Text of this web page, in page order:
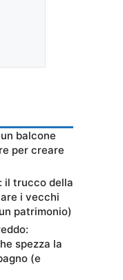
balcone
per creare
il trucco della
i vecchi
patrimonio)
spezza la
(e